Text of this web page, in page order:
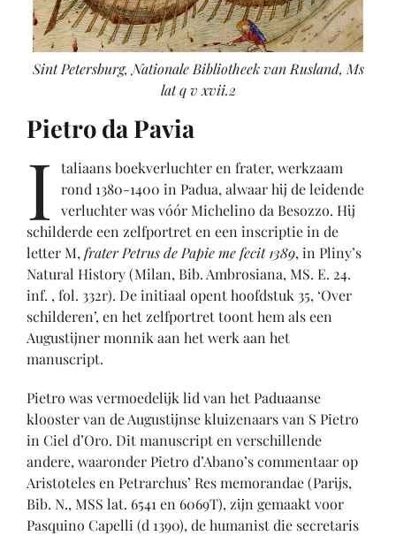
Sint Petersburg, Nationale Bibliotheek van Rusland, Ms
lat q v xvii.2
Pietro da Pavia
I taliaans boekverluchter en frater, werkzaam
rond 1380-1400 in Padua, alwaar hij de leidende
verluchter was vóór Michelino da Besozzo. Hij
schilderde een zelfportret en een inscriptie in de
letter M,frater Petrus de Papie me fecit 1389, in Pliny’s
Natural History (Milan, Bib. Ambrosiana, MS. E. 24.
inf. , fol. 332r). De initiaal opent hoofdstuk 35, ‘Over
schilderen’, en het zelfportret toont hem als een
Augustijner monnik aan het werk aan het
manuscript.
Pietro was vermoedelijk lid van het Paduaanse
klooster van de Augustijnse kluizenaars van S Pietro
in Ciel d’Oro. Dit manuscript en verschillende
andere, waaronder Pietro d’Abano’s commentaar op
Aristoteles en Petrarchus’ Res memorandae (Parijs,
Bib. N., MSS lat. 6541 en 6069T), zijn gemaakt voor
Pasquino Capelli (d 1390), de humanist die secretaris